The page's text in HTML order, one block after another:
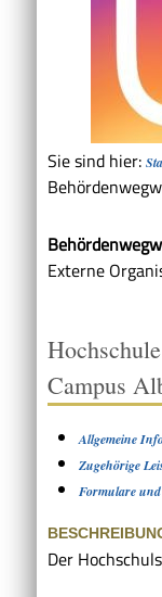
Sie sind hier:
Externe
Campus
Allgemeine
Zugehörige
Formulare
Der